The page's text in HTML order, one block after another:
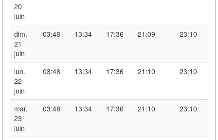
20
juin
dim.
21
juin
03:48 13:34 17:36 21:09 23:10
lun.
22
juin
03:48 13:34 17:36 21:10 23:10
mar.
23
juin
03:48 13:34 17:36 21:10 23:10